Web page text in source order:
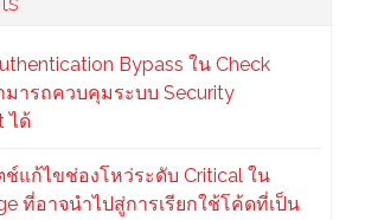
Bypass ใน Check
มารถควบคุมระบบ Security
ได้
ช์แก้ไขช่องโหว่ระดับ Critical ใน
ที่อาจนำไปสู่การเรียกใช้โค้ดที่เป็น